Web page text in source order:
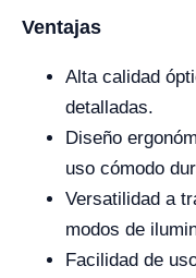
Ventajas
Alta calidad
detalladas.
Diseño
uso cómodo
Versatilidad a
modos de
Facilidad de